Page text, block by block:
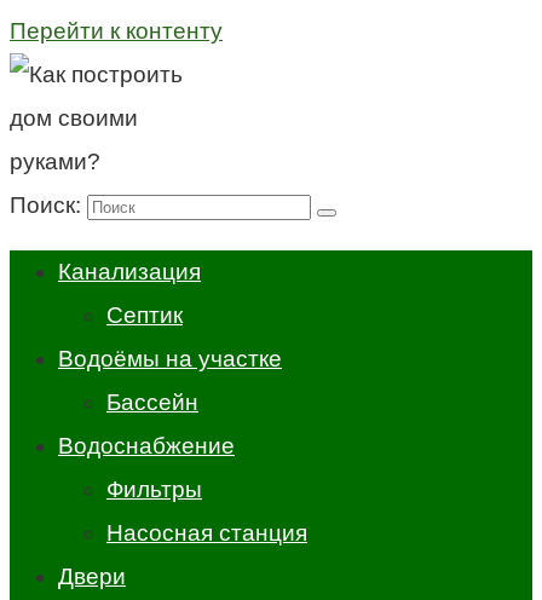
Перейти к контенту
Поиск:
Канализация
Септик
Водоёмы на участке
Бассейн
Водоснабжение
Фильтры
Насосная станция
Двери